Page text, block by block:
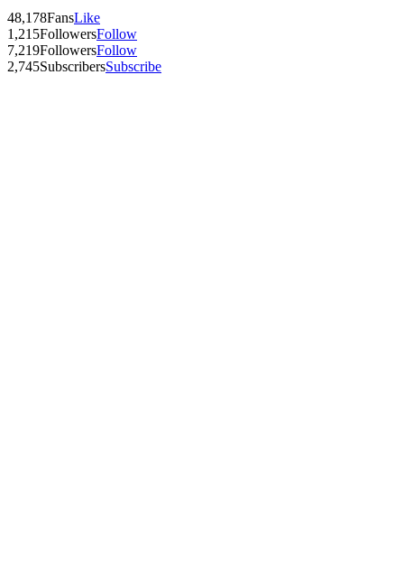
48,178FansLike
1,215FollowersFollow
7,219FollowersFollow
2,745SubscribersSubscribe